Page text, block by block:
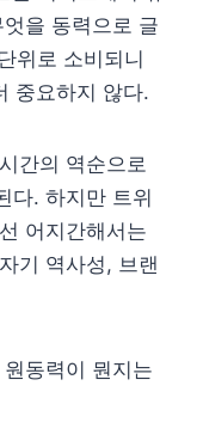
을 동력으로 글
위로 소비되니
중요하지 않다.
간의 역순으로
다. 하지만 트위
어지간해서는
기 역사성, 브랜
동력이 뭔지는